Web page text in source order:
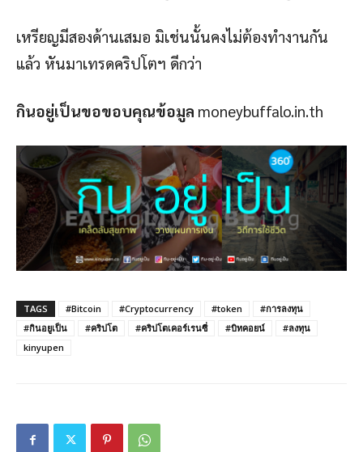
เหรียญมีสองด้านเสมอ มิเช่นนั้นคงไม่ต้องทำงานกัน
แล้ว หันมาเทรดคริปโตฯ ดีกว่า
กินอยู่เป็นขอขอบคุณข้อมูล moneybuffalo.in.th
TAGS #Bitcoin #Cryptocurrency #token
#การลงทุน
#กินอยูเป็น
#คริปโต #คริปโตเคอร์เรนซี่ #บิทคอยน์
#ลงทุน
kinyupen